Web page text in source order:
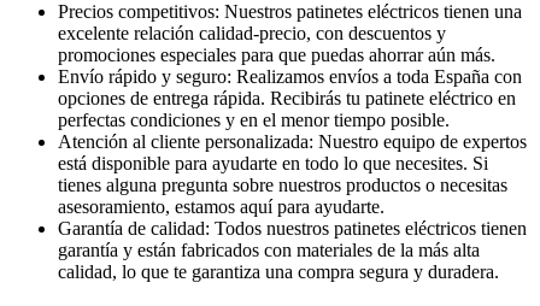
Precios competitivos: Nuestros patinetes eléctricos tienen una
excelente relación calidad-precio, con descuentos y
promociones especiales para que puedas ahorrar aún más.
Envío rápido y seguro: Realizamos envíos a toda España con
opciones de entrega rápida. Recibirás tu patinete eléctrico en
perfectas condiciones y en el menor tiempo posible.
Atención al cliente personalizada: Nuestro equipo de expertos
está disponible para ayudarte en todo lo que necesites. Si
tienes alguna pregunta sobre nuestros productos o necesitas
asesoramiento, estamos aquí para ayudarte.
Garantía de calidad: Todos nuestros patinetes eléctricos tienen
garantía y están fabricados con materiales de la más alta
calidad, lo que te garantiza una compra segura y duradera.